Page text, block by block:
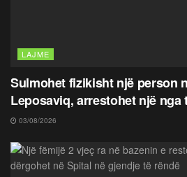
LAJME
Sulmohet fizikisht një person
Leposaviq, arrestohet një nga
03/08/2026